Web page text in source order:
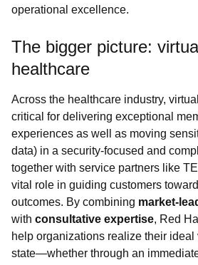
operational excellence.
The bigger picture:
healthcare
Across the healthcare industry,
critical for delivering exceptional
experiences as well as moving
data) in a security-focused and
together with service partners like
vital role in guiding customers
outcomes. By combining market-
with consultative expertise, Red
help organizations realize their ideal
state—whether through an immediate